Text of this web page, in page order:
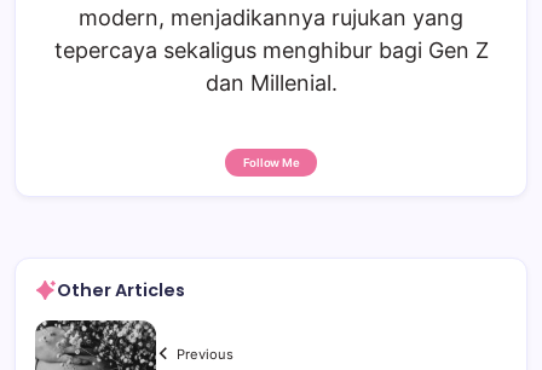
modern, menjadikannya rujukan yang
tepercaya sekaligus menghibur bagi Gen Z
dan Millenial.
Follow Me
Other Articles
Previous